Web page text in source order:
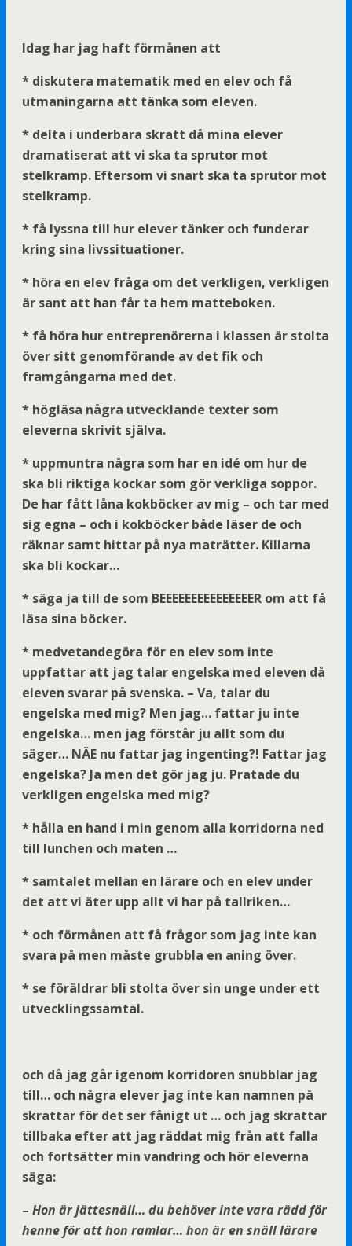
Idag har jag haft förmånen att
* diskutera matematik med en elev och få
utmaningarna att tänka som eleven.
* delta i underbara skratt då mina elever
dramatiserat att vi ska ta sprutor mot
stelkramp. Eftersom vi snart ska ta sprutor mot
stelkramp.
* få lyssna till hur elever tänker och funderar
kring sina livssituationer.
* höra en elev fråga om det verkligen, verkligen
är sant att han får ta hem matteboken.
* få höra hur entreprenörerna i klassen är stolta
över sitt genomförande av det fik och
framgångarna med det.
* högläsa några utvecklande texter som
eleverna skrivit själva.
* uppmuntra några som har en idé om hur de
ska bli riktiga kockar som gör verkliga soppor.
De har fått låna kokböcker av mig – och tar med
sig egna – och i kokböcker både läser de och
räknar samt hittar på nya maträtter. Killarna
ska bli kockar…
* säga ja till de som BEEEEEEEEEEEEEEER om att få
läsa sina böcker.
* medvetandegöra för en elev som inte
uppfattar att jag talar engelska med eleven då
eleven svarar på svenska. – Va, talar du
engelska med mig? Men jag… fattar ju inte
engelska… men jag förstår ju allt som du
säger… NÄE nu fattar jag ingenting?! Fattar jag
engelska? Ja men det gör jag ju. Pratade du
verkligen engelska med mig?
* hålla en hand i min genom alla korridorna ned
till lunchen och maten …
* samtalet mellan en lärare och en elev under
det att vi äter upp allt vi har på tallriken…
* och förmånen att få frågor som jag inte kan
svara på men måste grubbla en aning över.
* se föräldrar bli stolta över sin unge under ett
utvecklingssamtal.
och då jag går igenom korridoren snubblar jag
till… och några elever jag inte kan namnen på
skrattar för det ser fånigt ut … och jag skrattar
tillbaka efter att jag räddat mig från att falla
och fortsätter min vandring och hör eleverna
säga:
– Hon är jättesnäll… du behöver inte vara rädd för
henne för att hon ramlar… hon är en snäll lärare